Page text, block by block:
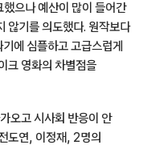
했으나 예산이 많이 들어간
않기를 의도했다. 원작보다
에 심플하고 고급스럽게
크 영화의 차별점을
오고 시사회 반응이 안
도연, 이정재, 2명의